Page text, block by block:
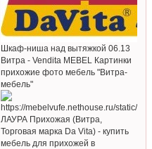
Шкаф-ниша над вытяжкой 06.13
Витра - Vendita MEBEL Картинки
прихожие фото мебель "Витра-
мебель"
ЛАУРА Прихожая (Витра,
Торговая марка Da Vita) - купить
мебель для прихожей в